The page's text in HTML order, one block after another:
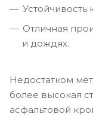
Устойчивость
Отличная
и дождях.
Недостатком
более высокая
асфальтовой